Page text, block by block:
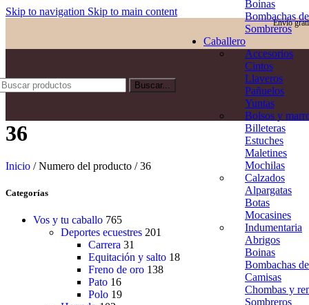
Skip to navigation Skip to main content
Envío
Buscar...
Boinas
Bombachas
Sombreros
Caballero
Accesorios
Cintos
Llaveros
Pañuelos
Yuntas
Bolsos y
Billeteras
Estuches
Maletines
Mochilas
Calzados
Alpargatas
Botas
Mocasines
Indumentaria
Abrigos
Boinas
Bombachas
Camisas
Chombas y
Sombreros
36
Inicio / Numero del producto / 36
Categorías
Vos y tu caballo 765
Deportes ecuestres 201
Carrera 31
Equitación y salto 18
Freno de oro 138
Pato 16
Polo 19